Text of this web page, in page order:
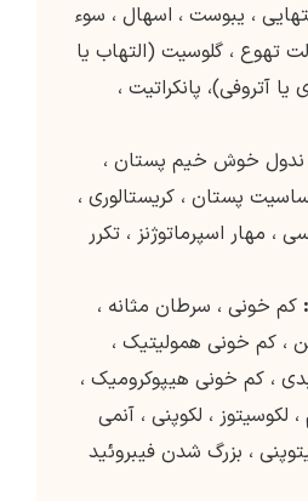
، یبوست ، اسهال ، سوء
تهوع ، گلوسیت (التهاب یا
یا آتروفی)، پانکراتیت ،
ندول خوش خیم پستان ،
پستان ، کریستالوری ،
، مهار اسپرماتوژنز ، تکرر
کم خونی ، سرطان مثانه ،
، کم خونی همولیتیک ،
، کم خونی هیپوکرومیک ،
لکوسیتوز ، لکوپنی ، آنمی
، بزرگ شدن فیبروئید